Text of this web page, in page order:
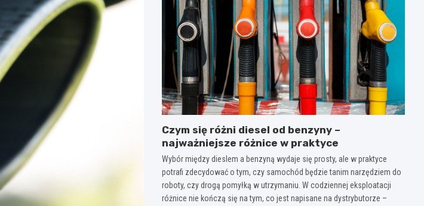
Czym się różni diesel od benzyny –
najważniejsze różnice w praktyce
Wybór między dieslem a benzyną wydaje się prosty, ale w praktyce
potrafi zdecydować o tym, czy samochód będzie tanim narzędziem do
roboty, czy drogą pomyłką w utrzymaniu. W codziennej eksploatacji
różnice nie kończą się na tym, co jest napisane na dystrybutorze –